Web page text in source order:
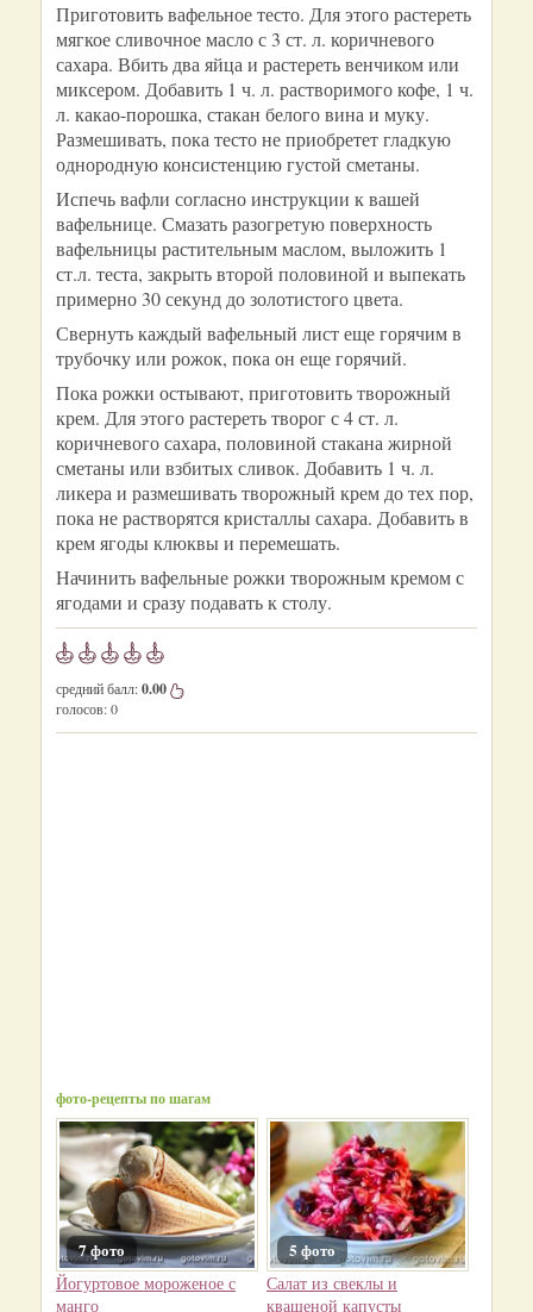
Приготовить вафельное тесто. Для этого растереть
мягкое сливочное масло с 3 ст. л. коричневого
сахара. Вбить два яйца и растереть венчиком или
миксером. Добавить 1 ч. л. растворимого кофе, 1 ч.
л. какао-порошка, стакан белого вина и муку.
Размешивать, пока тесто не приобретет гладкую
однородную консистенцию густой сметаны.
Испечь вафли согласно инструкции к вашей
вафельнице. Смазать разогретую поверхность
вафельницы растительным маслом, выложить 1
ст.л. теста, закрыть второй половиной и выпекать
примерно 30 секунд до золотистого цвета.
Свернуть каждый вафельный лист еще горячим в
трубочку или рожок, пока он еще горячий.
Пока рожки остывают, приготовить творожный
крем. Для этого растереть творог с 4 ст. л.
коричневого сахара, половиной стакана жирной
сметаны или взбитых сливок. Добавить 1 ч. л.
ликера и размешивать творожный крем до тех пор,
пока не растворятся кристаллы сахара. Добавить в
крем ягоды клюквы и перемешать.
Начинить вафельные рожки творожным кремом с
ягодами и сразу подавать к столу.
средний балл:0.00
голосов:0
фото-рецепты по шагам
7 фото
Йогуртовое мороженое с
манго
5 фото
Салат из свеклы и
квашеной капусты